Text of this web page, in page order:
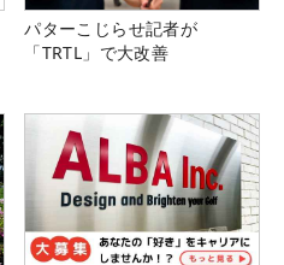
パターこじらせ記者が
「TRTL」で大改善